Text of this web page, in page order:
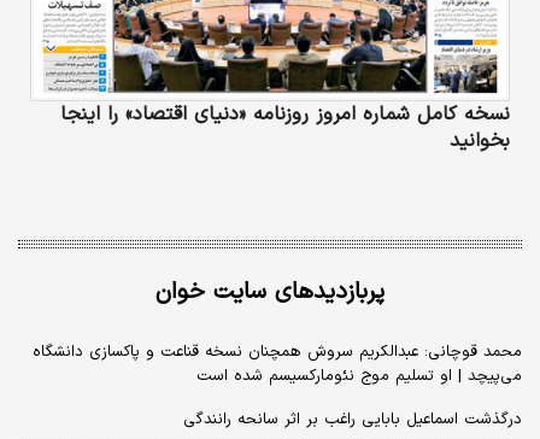
نسخه کامل شماره امروز روزنامه «دنیای‌ اقتصاد» را اینجا
بخوانید
پربازدیدهای سایت خوان
محمد قوچانی: عبدالکریم سروش همچنان نسخه قناعت و پاکسازی دانشگاه
می‌پیچد | او تسلیم موج نئومارکسیسم شده است
درگذشت اسماعیل بابایی راغب بر اثر سانحه رانندگی